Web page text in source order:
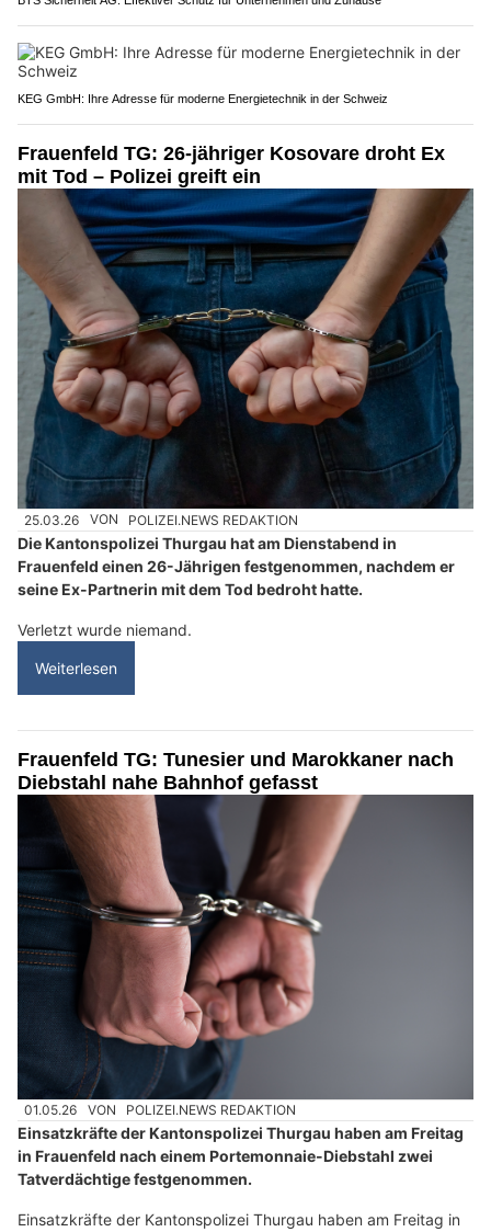
KEG GmbH: Ihre Adresse für moderne Energietechnik in der Schweiz
Frauenfeld TG: 26-jähriger Kosovare droht Ex
mit Tod – Polizei greift ein
25.03.26 VON POLIZEI.NEWS REDAKTION
Die Kantonspolizei Thurgau hat am Dienstabend in
Frauenfeld einen 26-Jährigen festgenommen, nachdem er
seine Ex-Partnerin mit dem Tod bedroht hatte.
Verletzt wurde niemand.
Weiterlesen
Frauenfeld TG: Tunesier und Marokkaner nach
Diebstahl nahe Bahnhof gefasst
01.05.26 VON POLIZEI.NEWS REDAKTION
Einsatzkräfte der Kantonspolizei Thurgau haben am Freitag
in Frauenfeld nach einem Portemonnaie-Diebstahl zwei
Tatverdächtige festgenommen.
Einsatzkräfte der Kantonspolizei Thurgau haben am Freitag in